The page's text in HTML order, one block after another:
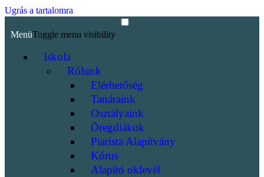
Ugrás a tartalomra
MenüToggle menu visibility
Iskola
Rólunk
Elérhetőség
Tanáraink
Osztályaink
Öregdiákok
Piarista Alapítvány
Kórus
Alapító oklevél